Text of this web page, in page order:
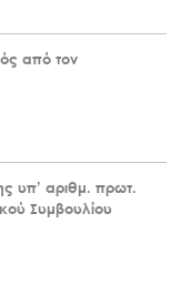
από τον
υπ’ αριθμ. πρωτ.
Συμβουλίου